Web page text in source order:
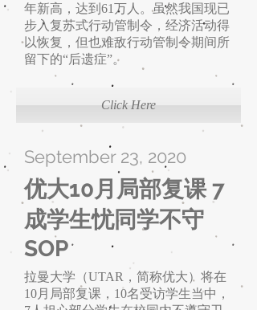
年新高，达到61万人。虽然我国现已
步入复苏式行动管制令，经济活动得
以恢复，但也难敌行动管制令期间所
留下的“后遗症”。
Click Here
September 23, 2020
优大10月局部复课 7
成学生忧同学不守
SOP
拉曼大学（UTAR，简称优大）将在
10月局部复课，10名受访学生当中，